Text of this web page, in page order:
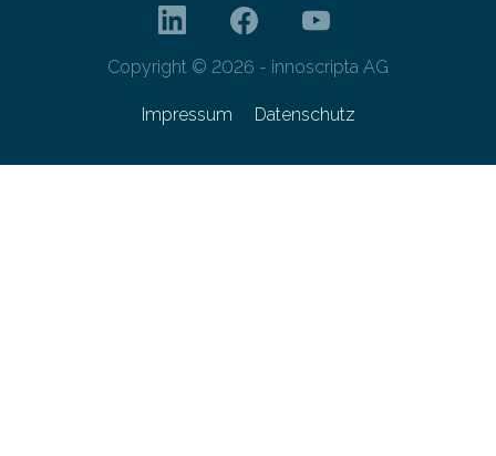
Copyright © 2026 - innoscripta AG
Impressum Datenschutz